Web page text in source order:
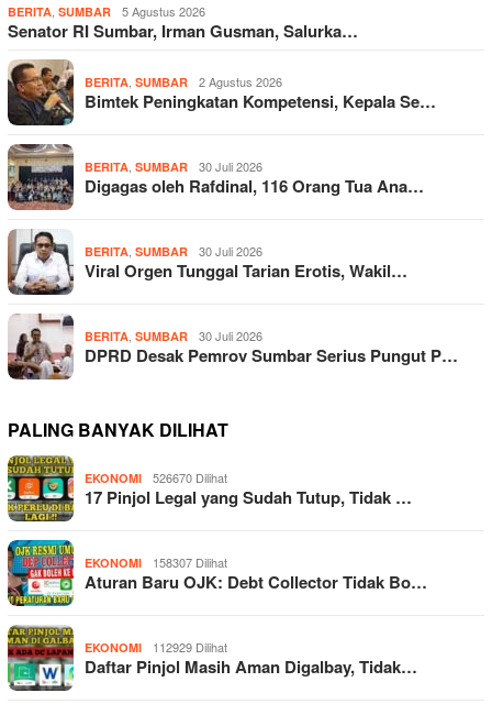
BERITA SUMBAR 5 Agustus 2026
Senator RI Sumbar, Irman Gusman, Salurka…
BERITA SUMBAR 2 Agustus 2026
Bimtek Peningkatan Kompetensi, Kepala Se…
BERITA SUMBAR 30 Juli 2026
Digagas oleh Rafdinal, 116 Orang Tua Ana…
BERITA SUMBAR 30 Juli 2026
Viral Orgen Tunggal Tarian Erotis, Wakil…
BERITA SUMBAR 30 Juli 2026
DPRD Desak Pemrov Sumbar Serius Pungut P…
PALING BANYAK DILIHAT
EKONOMI 526670 Dilihat
17 Pinjol Legal yang Sudah Tutup, Tidak …
EKONOMI 158307 Dilihat
Aturan Baru OJK: Debt Collector Tidak Bo…
EKONOMI 112929 Dilihat
Daftar Pinjol Masih Aman Digalbay, Tidak…